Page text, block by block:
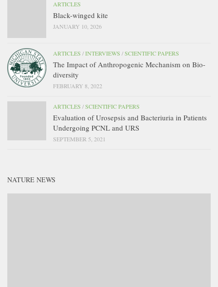
ARTICLES
Black-winged kite
JANUARY 10, 2026
ARTICLES /INTERVIEWS /SCIENTIFIC PAPERS
The Impact of Anthropogenic Mechanism on Bio-
diversity
FEBRUARY 8, 2022
ARTICLES /SCIENTIFIC PAPERS
Evaluation of Urosepsis and Bacteriuria in Patients
Undergoing PCNL and URS
SEPTEMBER 5, 2021
NATURE NEWS